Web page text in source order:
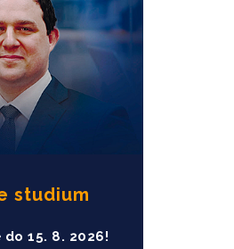
studium
do 15. 8. 2026!